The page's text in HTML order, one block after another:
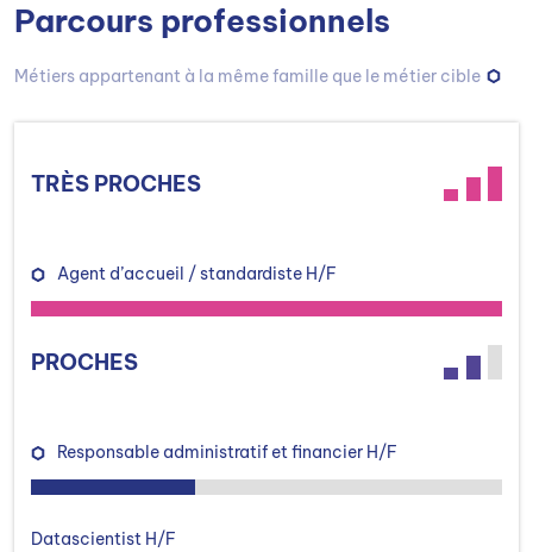
Parcours professionnels
Métiers appartenant à la même famille que le métier cible
TRÈS PROCHES
Agent d’accueil / standardiste H/F
PROCHES
Responsable administratif et financier H/F
Datascientist H/F